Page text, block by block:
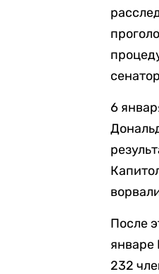
6
После
январе
232